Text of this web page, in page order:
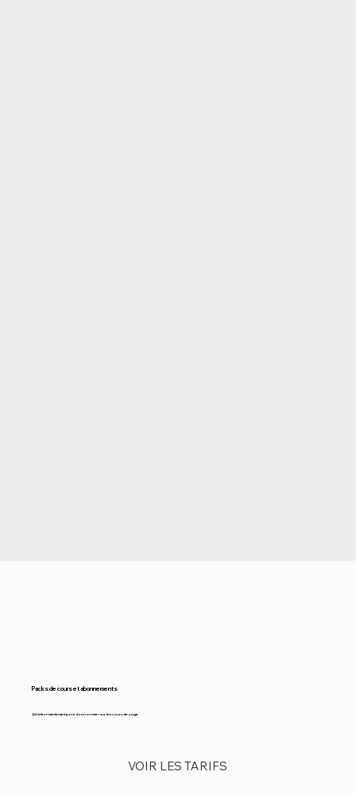
Packs de cours et abonnements
Achetez maintenant pour économiser sur les cours de yoga
VOIR LES TARIFS